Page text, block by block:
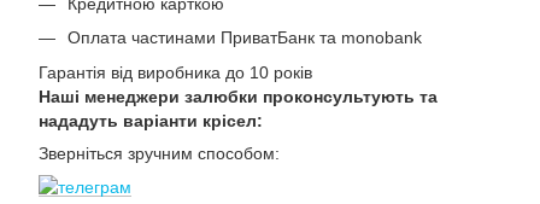
Оплата частинами ПриватБанк та monobank
Гарантія від виробника до 10 років
Наші менеджери залюбки проконсультують та
нададуть варіанти крісел:
Зверніться зручним способом: